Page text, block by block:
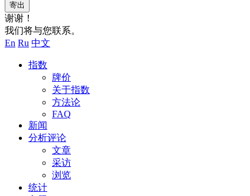
寄出
谢谢！
我们将与您联系。
En Ru 中文
指数
牌价
关于指数
方法论
FAQ
新闻
分析评论
文章
采访
浏览
统计